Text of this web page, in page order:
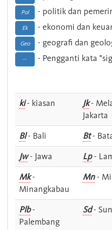
Pol - politik dan
Ek - ekonomi dan
Geo - geografi dan
-- - Pengganti kata
ki- kiasan Jk-
Jakarta
Bl- Bali Bt-
Jw- Jawa Lp-
Mk-
Minangkabau
Mn-
Plb-
Palembang
Sd-